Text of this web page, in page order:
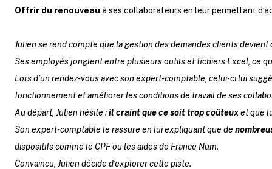
Offrir du renouveau à ses collaborateurs en leur permettant
Julien se rend compte que la gestion des demandes clients
Ses employés jonglent entre plusieurs outils et fichiers Excel, ce
Lors d’un rendez-vous avec son expert-comptable, celui-ci lui
fonctionnement et améliorer les conditions de travail de ses
Au départ, Julien hésite :il craint que ce soit trop coûteuxet que
Son expert-comptable le rassure en lui expliquant que de
dispositifs comme le CPF ou les aides de France Num.
Convaincu, Julien décide d’explorer cette piste.